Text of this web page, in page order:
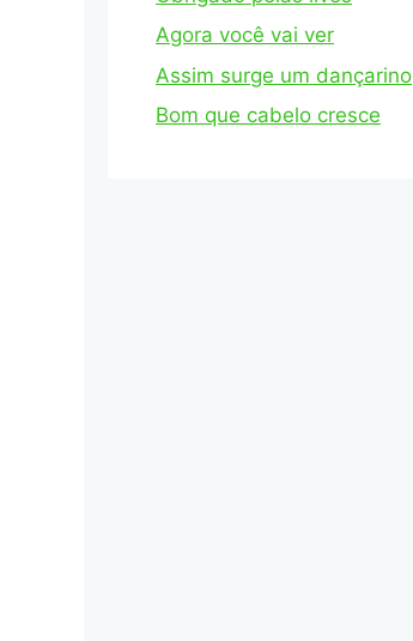
Agora você vai ver
Assim surge um dançarino
Bom que cabelo cresce